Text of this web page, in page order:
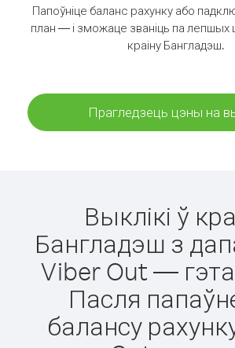
Папоўніце баланс рахунку або
план — і зможаце званіць па лепшых
краіну Бангладэш.
Прагледзець цэны на
Выклікі ў
Бангладэш з
Viber Out —
Пасля
балансу